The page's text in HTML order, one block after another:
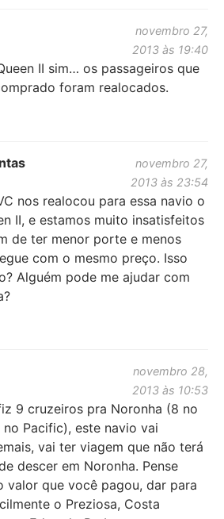
novembro 27,
2013 às 19:40
II sim… os passageiros que
foram realocados.
novembro 27,
2013 às 23:54
nos realocou para essa navio o
II, e estamos muito insatisfeitos
de ter menor porte e menos
com o mesmo preço. Isso
Alguém pode me ajudar com
novembro 28,
2013 às 10:53
9 cruzeiros pra Noronha (8 no
no Pacific), este navio vai
vai ter viagem que não terá
descer em Noronha. Pense
valor que você pagou, dar para
o Preziosa, Costa